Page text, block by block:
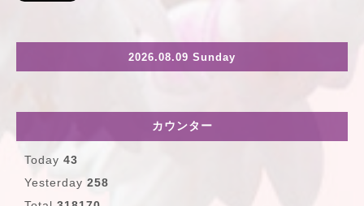
2026.08.09 Sunday
カウンター
Today 43
Yesterday 258